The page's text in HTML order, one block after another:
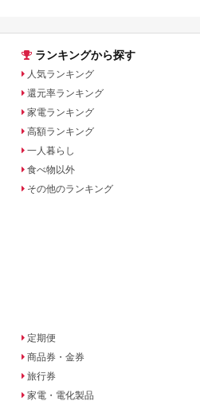
ランキングから探す
人気ランキング
還元率ランキング
家電ランキング
高額ランキング
一人暮らし
食べ物以外
その他のランキング
定期便
商品券・金券
旅行券
家電・電化製品